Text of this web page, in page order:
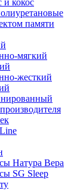
и кокос
памяти
мягкий
жесткий
Натура Вера
SG Sleep